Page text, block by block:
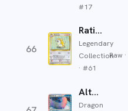
#17
66
Raticate
Legendary
Collection
· #61
Raw ·
Altaria ex δ
Dragon